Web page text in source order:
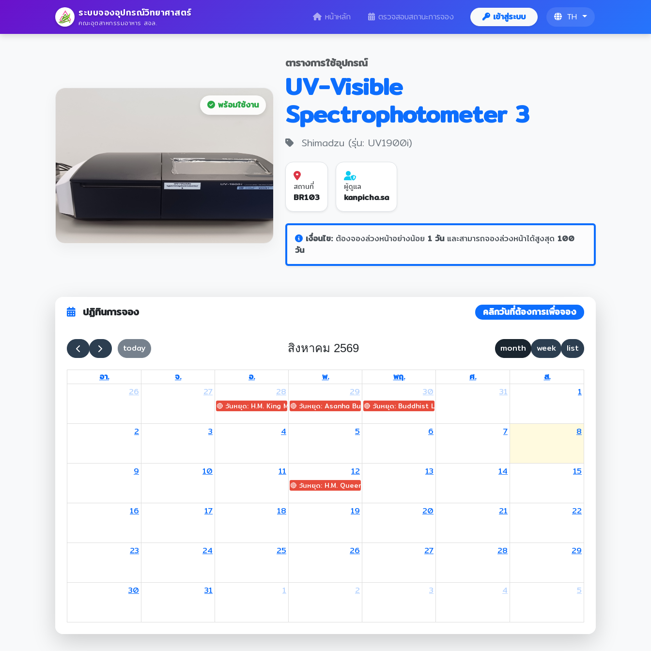
ระบบจองอุปกรณ์วิทยาศาสตร์
คณะอุตสาหกรรมอาหาร สจล.
หน้าหลัก ตรวจสอบสถานะการจอง เข้าสู่ระบบ TH
พร้อมใช้งาน
ตารางการใช้อุปกรณ์
UV-Visible
Spectrophotometer 3
Shimadzu (รุ่น: UV1900i)
สถานที่
BR103
ผู้ดูแล
kanpicha.sa
เงื่อนไข:ต้องจองล่วงหน้าอย่างน้อย 1 วันและสามารถจองล่วงหน้าได้สูงสุด 100
วัน
ปฏิทินการจอง คลิกวันที่ต้องการเพื่อจอง
today สิงหาคม 2569 month week list
อา. จ. อ. พ. พฤ. ศ.
ส.
26
27 28
🔴 วันหยุด: H.M. King Maha Vajiralongkorn's Birthday
29
🔴 วันหยุด: Asanha Bucha Day
30
🔴 วันหยุด: Buddhist Lent Day
31 1
2 3 4 5 6 7 8
9 10 11 12
🔴 วันหยุด: H.M. Queen Sirikit The Queen Mother's Birthday / Mother's Day
13 14 15
16 17 18 19 20 21 22
23 24 25 26 27 28 29
30 31 1 2 3 4 5